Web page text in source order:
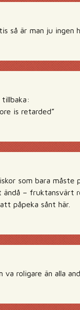
så är man ju ingen
is retarded”
som bara
– fruktansvärt
påpeka sånt här.
va roligare än alla